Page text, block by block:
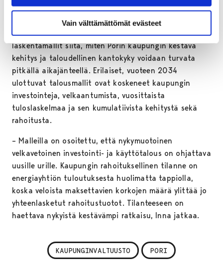
Vain välttämättömät evästeet
taloudessa on kuitenkin rakenteellisia haasteita.
Virkajohto on esittänyt poliittisille ryhmille
laskentamallit siitä, miten Porin kaupungin kestävä
kehitys ja taloudellinen kantokyky voidaan turvata
pitkällä aikajänteellä. Erilaiset, vuoteen 2034
ulottuvat talousmallit ovat koskeneet kaupungin
investointeja, velkaantumista, vuosittaista
tuloslaskelmaa ja sen kumulatiivista kehitystä sekä
rahoitusta.
– Malleilla on osoitettu, että nykymuotoinen
velkavetoinen investointi- ja käyttötalous on ohjattava
uusille urille. Kaupungin rahoituksellinen tilanne on
energiayhtiön tuloutuksesta huolimatta tappiolla,
koska veloista maksettavien korkojen määrä ylittää jo
yhteenlasketut rahoitustuotot. Tilanteeseen on
haettava nykyistä kestävämpi ratkaisu, Inna jatkaa.
KAUPUNGINVALTUUSTO PORI